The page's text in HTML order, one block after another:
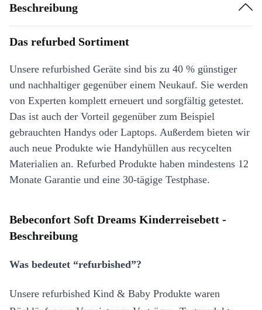
Beschreibung
Das refurbed Sortiment
Unsere refurbished Geräte sind bis zu 40 % günstiger
und nachhaltiger gegenüber einem Neukauf. Sie werden
von Experten komplett erneuert und sorgfältig getestet.
Das ist auch der Vorteil gegenüber zum Beispiel
gebrauchten Handys oder Laptops. Außerdem bieten wir
auch neue Produkte wie Handyhüllen aus recycelten
Materialien an. Refurbed Produkte haben mindestens 12
Monate Garantie und eine 30-tägige Testphase.
Bebeconfort Soft Dreams Kinderreisebett -
Beschreibung
Was bedeutet “refurbished”?
Unsere refurbished Kind & Baby Produkte waren